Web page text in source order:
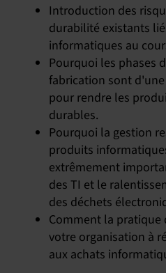
Introduction des
durabilité existants
informatiques au
Pourquoi les phases
fabrication sont
pour rendre les
durables.
Pourquoi la gestion
produits
extrêmement
des TI et le
des déchets
Comment la pratique
votre organisation à
aux achats